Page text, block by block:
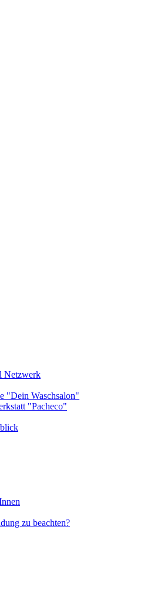
Netzwerk
"Dein Waschsalon"
"Pacheco"
zu beachten?